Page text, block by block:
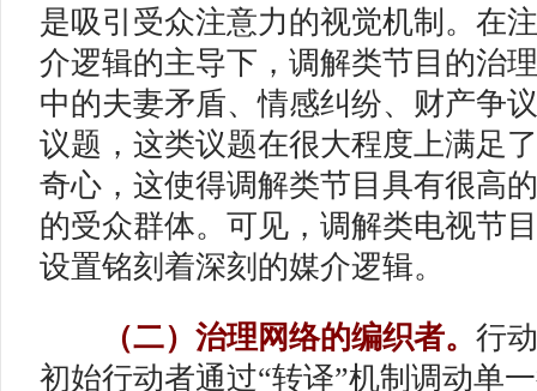
是吸引受众注意力的视觉机制。在
介逻辑的主导下，调解类节目的治
中的夫妻矛盾、情感纠纷、财产争
议题，这类议题在很大程度上满足
奇心，这使得调解类节目具有很高
的受众群体。可见，调解类电视节
设置铭刻着深刻的媒介逻辑。
（二）治理网络的编织者。 行
初始行动者通过“转译”机制调动单